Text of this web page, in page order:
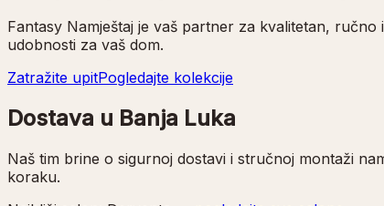
Fantasy Namještaj je vaš partner za kvalitetan,
udobnosti za vaš dom.
Zatražite upitPogledajte kolekcije
Dostava u Banja Luka
Naš tim brine o sigurnoj dostavi i stručnoj montaži
koraku.